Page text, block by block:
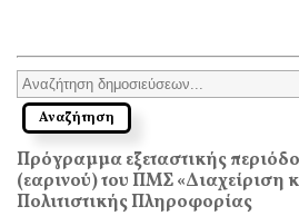
Πρόγραμμα εξεταστικής
(εαρινού) του ΠΜΣ «Διαχείριση
Πολιτιστικής Πληροφορίας